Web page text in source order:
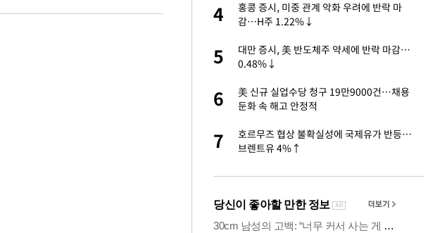
4 4
홍콩 증시, 미중 관계 악화 우려에 반락 마
감…H주 1.22%↓
5
대만 증시, 美 반도체주 약세에 반락 마감…
0.48%↓
6
美 신규 실업수당 청구 19만9000건…채용
둔화 속 해고 안정적
7
호르무즈 협상 불확실성에 국제유가 반등…
브렌트유 4%↑